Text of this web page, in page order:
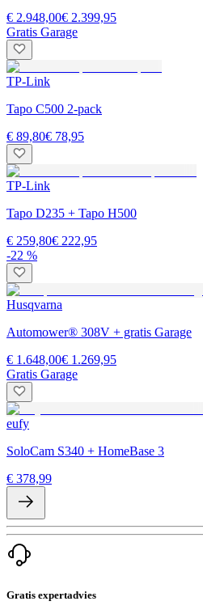
€ 2.948,00€ 2.399,95
Gratis Garage
TP-Link
Tapo C500 2-pack
€ 89,80€ 78,95
TP-Link
Tapo D235 + Tapo H500
€ 259,80€ 222,95
-22 %
Husqvarna
Automower® 308V + gratis Garage
€ 1.648,00€ 1.269,95
Gratis Garage
eufy
SoloCam S340 + HomeBase 3
€ 378,99
Gratis expertadvies